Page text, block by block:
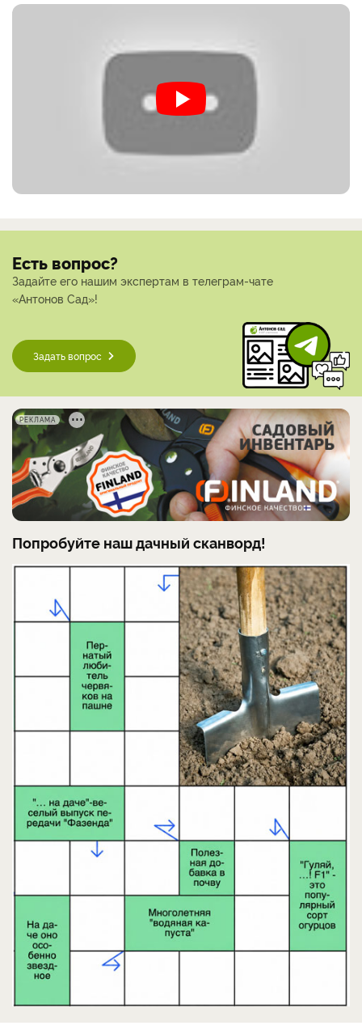
Есть вопрос?
Задайте его нашим экспертам в телеграм-чате
«Антонов Сад»!
Задать вопрос
РЕКЛАМА
Попробуйте наш дачный сканворд!